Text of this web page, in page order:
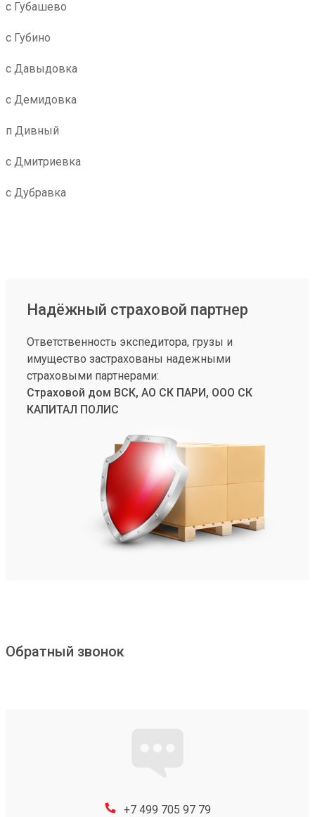
с Губашево
с Губино
с Давыдовка
с Демидовка
п Дивный
с Дмитриевка
с Дубравка
Надёжный страховой партнер
Ответственность экспедитора, грузы и
имущество застрахованы надежными
страховыми партнерами:
Страховой дом ВСК, АО СК ПАРИ, ООО СК
КАПИТАЛ ПОЛИС
Обратный звонок
+7 499 705 97 79